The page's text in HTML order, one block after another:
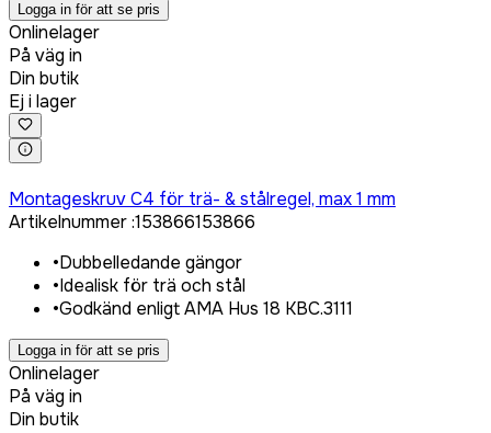
Logga in för att se pris
Onlinelager
På väg in
Din butik
Ej i lager
Montageskruv C4 för trä- & stålregel, max 1 mm
Artikelnummer:153866153866
•Dubbelledande gängor
•Idealisk för trä och stål
•Godkänd enligt AMA Hus 18 KBC.3111
Logga in för att se pris
Onlinelager
På väg in
Din butik